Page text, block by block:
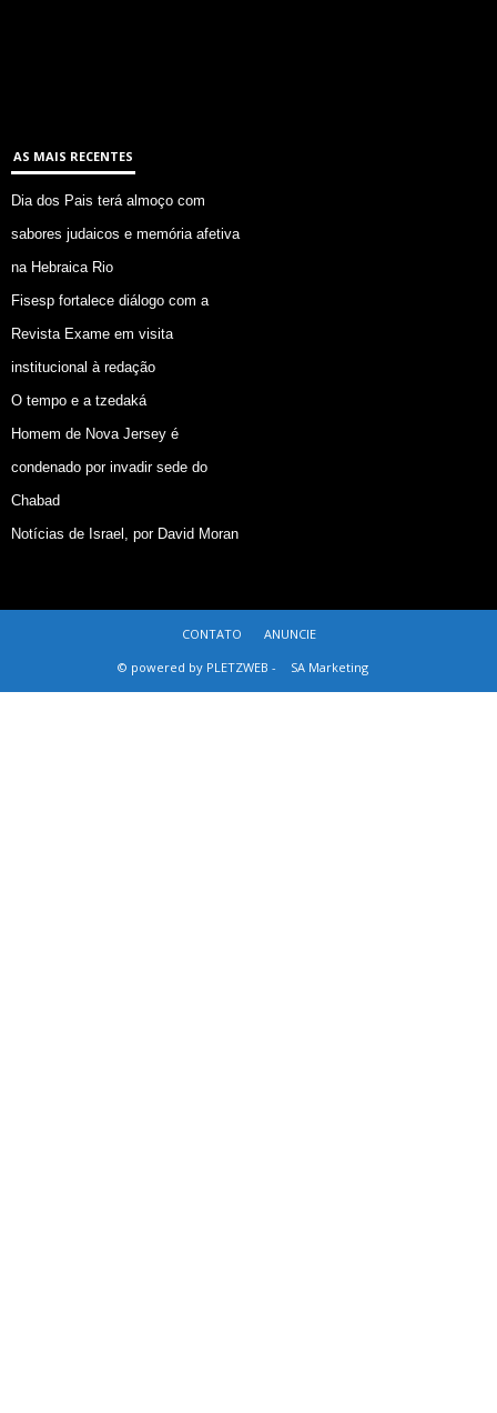
AS MAIS RECENTES
Dia dos Pais terá almoço com
sabores judaicos e memória afetiva
na Hebraica Rio
Fisesp fortalece diálogo com a
Revista Exame em visita
institucional à redação
O tempo e a tzedaká
Homem de Nova Jersey é
condenado por invadir sede do
Chabad
Notícias de Israel, por David Moran
CONTATO
ANUNCIE
© powered by PLETZWEB -
SA Marketing